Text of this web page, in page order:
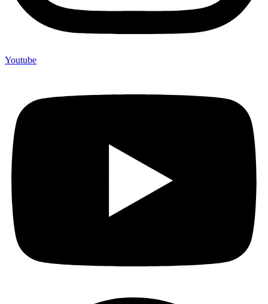
Youtube